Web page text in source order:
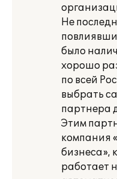
Не
было
хорошо
по всей
выбрать
партнера
Этим
компания
бизнеса»,
работает